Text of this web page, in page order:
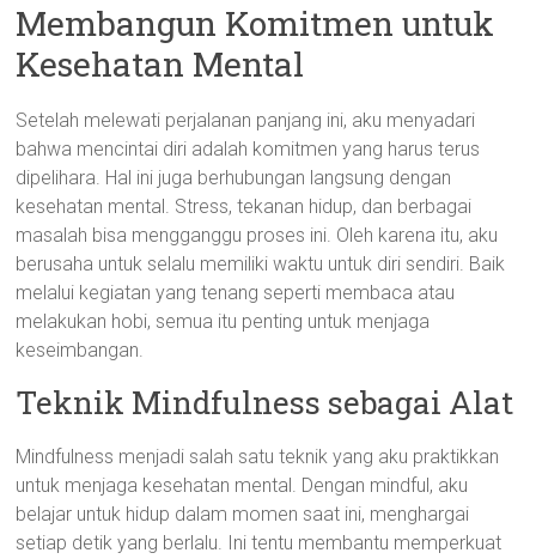
Membangun Komitmen untuk
Kesehatan Mental
Setelah melewati perjalanan panjang ini, aku menyadari
bahwa mencintai diri adalah komitmen yang harus terus
dipelihara. Hal ini juga berhubungan langsung dengan
kesehatan mental. Stress, tekanan hidup, dan berbagai
masalah bisa mengganggu proses ini. Oleh karena itu, aku
berusaha untuk selalu memiliki waktu untuk diri sendiri. Baik
melalui kegiatan yang tenang seperti membaca atau
melakukan hobi, semua itu penting untuk menjaga
keseimbangan.
Teknik Mindfulness sebagai Alat
Mindfulness menjadi salah satu teknik yang aku praktikkan
untuk menjaga kesehatan mental. Dengan mindful, aku
belajar untuk hidup dalam momen saat ini, menghargai
setiap detik yang berlalu. Ini tentu membantu memperkuat